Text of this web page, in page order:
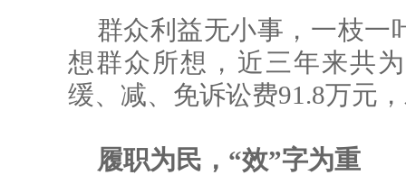
群众利益无小事，一枝一
想群众所想，近三年来共
缓、减、免诉讼费91.8万元
履职为民，“效”字为重